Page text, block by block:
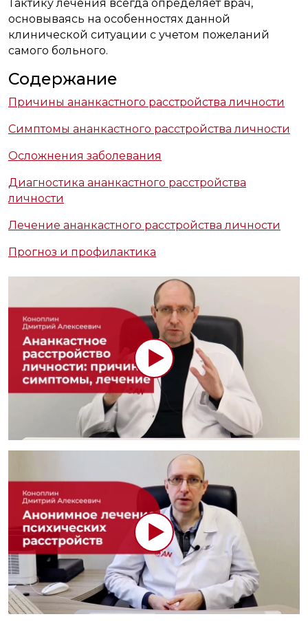
Тактику лечения всегда определяет врач,
основываясь на особенностях данной
клинической ситуации с учетом пожеланий
самого больного.
Содержание
Причины ананкастного расстройства личности
Симптомы ананкастного расстройства личности
Осложнения заболевания
Диагностика ананкастного расстройства
личности
Лечение ананкастного расстройства личности
Прогноз и профилактика